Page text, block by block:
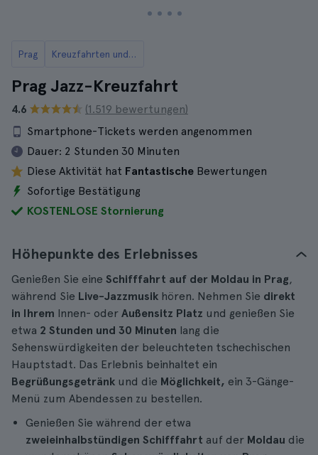
Prag Kreuzfahrten und Bootstouren in Prag
Prag Jazz-Kreuzfahrt
4.6
(1.519 bewertungen)
Smartphone-Tickets werden angenommen
Dauer: 2 Stunden 30 Minuten
Diese Aktivität hat Fantastische Bewertungen
Sofortige Bestätigung
KOSTENLOSE Stornierung
Höhepunkte des Erlebnisses
Genießen Sie eine Schifffahrt auf der Moldau in Prag,
während Sie Live-Jazzmusik hören. Nehmen Sie direkt
in Ihrem Innen- oder Außensitz Platz und genießen Sie
etwa 2 Stunden und 30 Minuten lang die
Sehenswürdigkeiten der beleuchteten tschechischen
Hauptstadt. Das Erlebnis beinhaltet ein
Begrüßungsgetränk und die Möglichkeit, ein 3-Gänge-
Menü zum Abendessen zu bestellen.
Genießen Sie während der etwa
zweieinhalbstündigen Schifffahrt auf der Moldau die